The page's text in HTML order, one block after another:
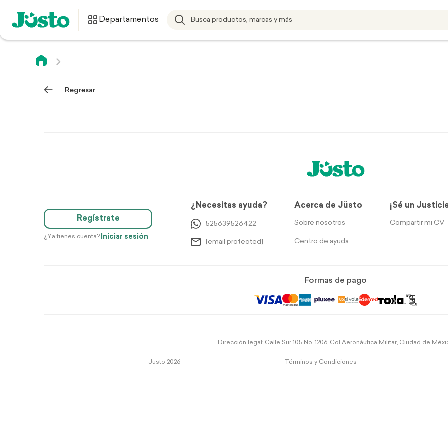
Departamentos
Regresar
Regístrate
¿Ya tienes cuenta? Iniciar sesión
¿Necesitas ayuda?
525639526422
[email protected]
Acerca de Jüsto
Sobre nosotros
Centro de ayuda
¡Sé un
Compartir mi CV
Formas de pago
Dirección legal: Calle Sur 105 No. 1206, Col Aeronáutica Militar, Ciudad de
Justo 2026 Términos y Condiciones